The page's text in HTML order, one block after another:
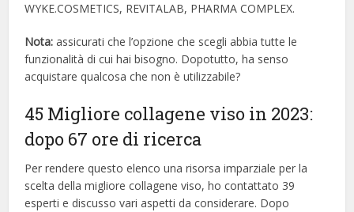
WYKE.COSMETICS, REVITALAB, PHARMA COMPLEX.
Nota: assicurati che l’opzione che scegli abbia tutte le
funzionalità di cui hai bisogno. Dopotutto, ha senso
acquistare qualcosa che non è utilizzabile?
45 Migliore collagene viso in 2023:
dopo 67 ore di ricerca
Per rendere questo elenco una risorsa imparziale per la
scelta della migliore collagene viso, ​​ho contattato 39
esperti e discusso vari aspetti da considerare. Dopo